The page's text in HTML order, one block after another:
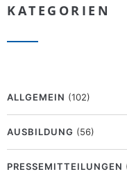
KATEGORIEN
ALLGEMEIN (102)
AUSBILDUNG (56)
PRESSEMITTEILUNGEN